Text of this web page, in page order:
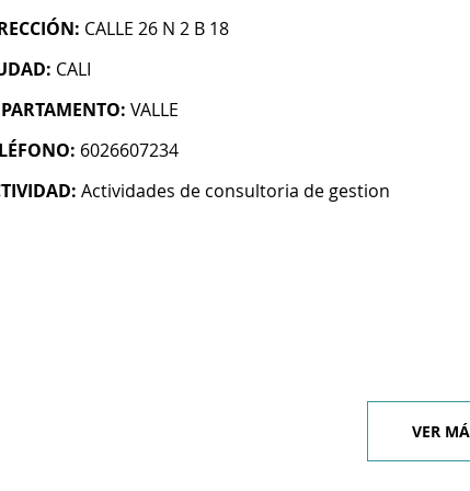
CALLE 26 N 2 B 18
CALI
VALLE
6026607234
Actividades de consultoria de gestion
VER